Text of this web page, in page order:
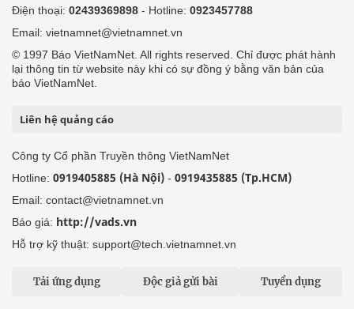
Điện thoại: 02439369898 - Hotline: 0923457788
Email: vietnamnet@vietnamnet.vn
© 1997 Báo VietNamNet. All rights reserved. Chỉ được phát hành
lại thông tin từ website này khi có sự đồng ý bằng văn bản của
báo VietNamNet.
Liên hệ quảng cáo
Công ty Cổ phần Truyền thông VietNamNet
Hotline: 0919405885 (Hà Nội) - 0919435885 (Tp.HCM)
Email: contact@vietnamnet.vn
Báo giá: http://vads.vn
Hỗ trợ kỹ thuật: support@tech.vietnamnet.vn
Tải ứng dụng Độc giả gửi bài Tuyển dụng